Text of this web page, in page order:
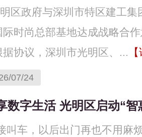
区政府与深圳市特区建工
时尚总部基地达成战略合
协议，深圳市光明区、...
07/24
数字生活 光明区启动“
叫车，以后出门再也不用麻